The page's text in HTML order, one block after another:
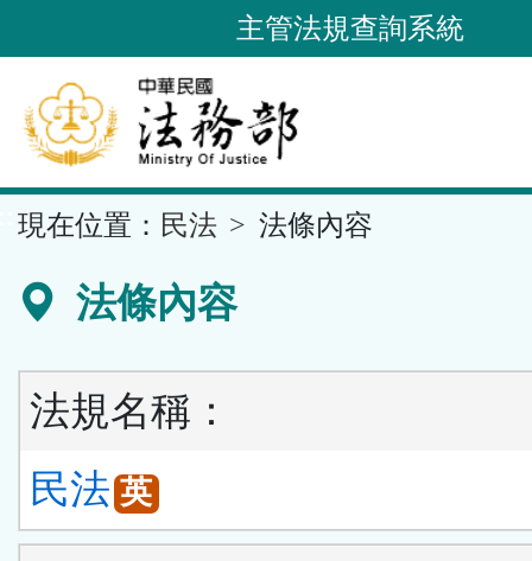
到
要
內
容
區
主管法規查詢系統
現在位置： 民法 法條內容
法條內容
法規名稱：
民法 英